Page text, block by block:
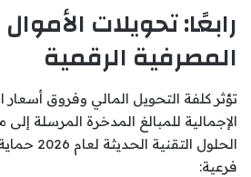
رابعًا: تحويلات
المصرفية الرقمية
تؤثر كلفة التحويل المالي وفروق
الإجمالية للمبالغ المدخرة المرسلة إلى
الحلول
فرعية: